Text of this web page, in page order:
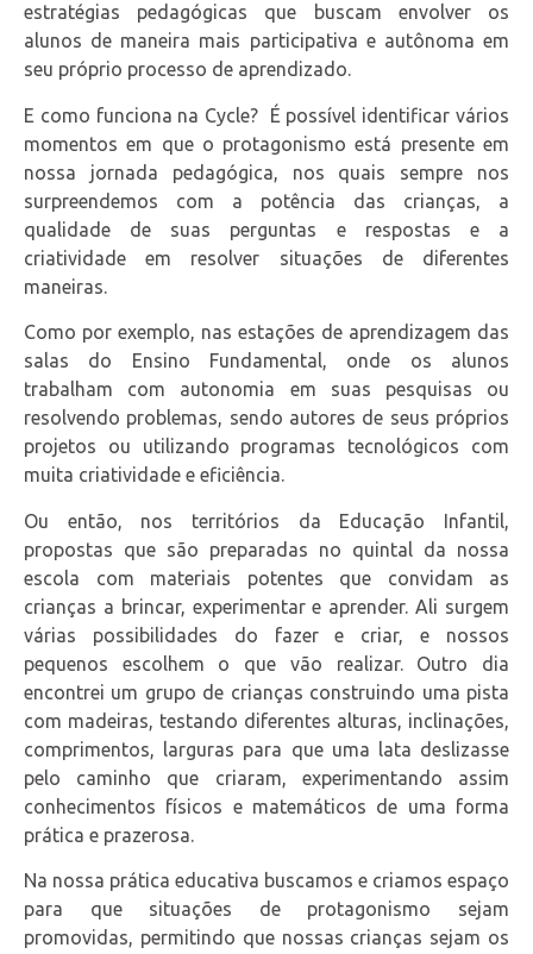
estratégias pedagógicas que buscam envolver os
alunos de maneira mais participativa e autônoma em
seu próprio processo de aprendizado.
E como funciona na Cycle? É possível identificar vários
momentos em que o protagonismo está presente em
nossa jornada pedagógica, nos quais sempre nos
surpreendemos com a potência das crianças, a
qualidade de suas perguntas e respostas e a
criatividade em resolver situações de diferentes
maneiras.
Como por exemplo, nas estações de aprendizagem das
salas do Ensino Fundamental, onde os alunos
trabalham com autonomia em suas pesquisas ou
resolvendo problemas, sendo autores de seus próprios
projetos ou utilizando programas tecnológicos com
muita criatividade e eficiência.
Ou então, nos territórios da Educação Infantil,
propostas que são preparadas no quintal da nossa
escola com materiais potentes que convidam as
crianças a brincar, experimentar e aprender. Ali surgem
várias possibilidades do fazer e criar, e nossos
pequenos escolhem o que vão realizar. Outro dia
encontrei um grupo de crianças construindo uma pista
com madeiras, testando diferentes alturas, inclinações,
comprimentos, larguras para que uma lata deslizasse
pelo caminho que criaram, experimentando assim
conhecimentos físicos e matemáticos de uma forma
prática e prazerosa.
Na nossa prática educativa buscamos e criamos espaço
para que situações de protagonismo sejam
promovidas, permitindo que nossas crianças sejam os